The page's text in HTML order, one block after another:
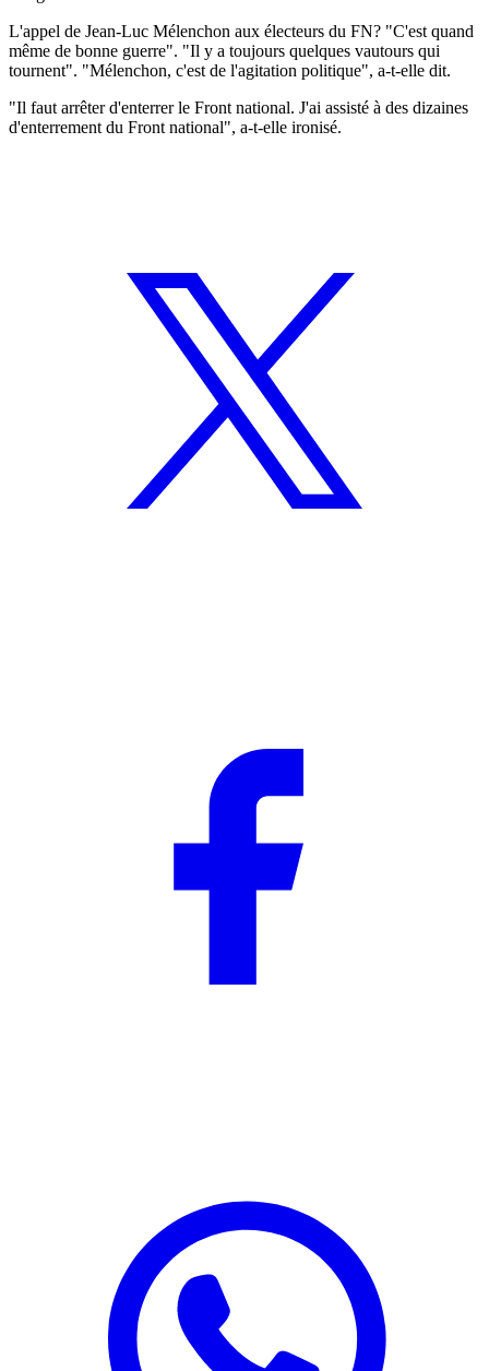
L'appel de Jean-Luc Mélenchon aux électeurs du FN? "C'est quand
même de bonne guerre". "Il y a toujours quelques vautours qui
tournent". "Mélenchon, c'est de l'agitation politique", a-t-elle dit.
"Il faut arrêter d'enterrer le Front national. J'ai assisté à des dizaines
d'enterrement du Front national", a-t-elle ironisé.